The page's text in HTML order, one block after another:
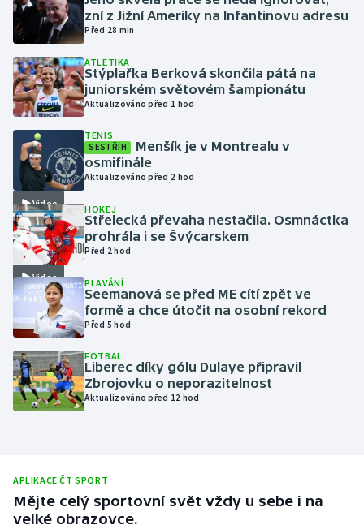
Házená
Jezdectví
Judo
Krasobruslení
Lezení
Lyže a snowboard
Moderní pětiboj
Motorsport
Olympijské hry
Parasport
Plavání
Rychlobruslení
zní z Jižní Ameriky na Infantinovu adresu
Před 28 min
ATLETIKA
Stýplařka Berková skončila pátá na
juniorském světovém šampionátu
Aktualizováno před 1 hod
Video
TENIS
SESTŘIH
Menšík je v Montrealu v
osmifinále
Aktualizováno před 2 hod
Video
HOKEJ
Střelecká převaha nestačila. Osmnáctka
prohrála i se Švýcarskem
Před 2 hod
PLAVÁNÍ
Seemanová se před ME cítí zpět ve
formě a chce útočit na osobní rekord
Před 5 hod
FOTBAL
Liberec díky gólu Dulaye připravil
Zbrojovku o neporazitelnost
Aktualizováno před 12 hod
APLIKACE ČT SPORT
Mějte celý sportovní svět vždy u sebe i na
velké obrazovce.